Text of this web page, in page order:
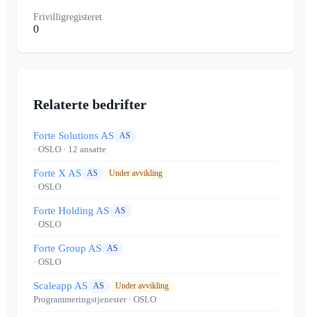
Frivilligregisteret
0
Relaterte bedrifter
Forte Solutions AS AS
· OSLO · 12 ansatte
Forte X AS AS Under avvikling
· OSLO
Forte Holding AS AS
· OSLO
Forte Group AS AS
· OSLO
Scaleapp AS AS Under avvikling
Programmeringstjenester· OSLO